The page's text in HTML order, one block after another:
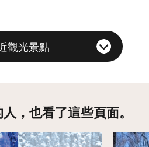
觀光景點
，也看了這些頁面。
詳情